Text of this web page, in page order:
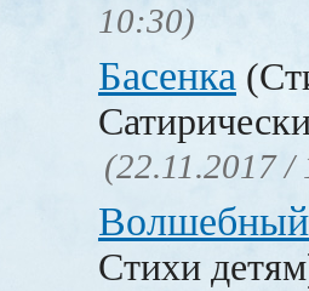
10:30)
Басенка
(22.11.2017 /
Стихи